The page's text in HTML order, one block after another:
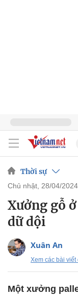
Thời sự
chủ nhật, 28/04/
Xưởng gỗ
dữ dội
Xuân An
Xem các bài viết
Một xưởng